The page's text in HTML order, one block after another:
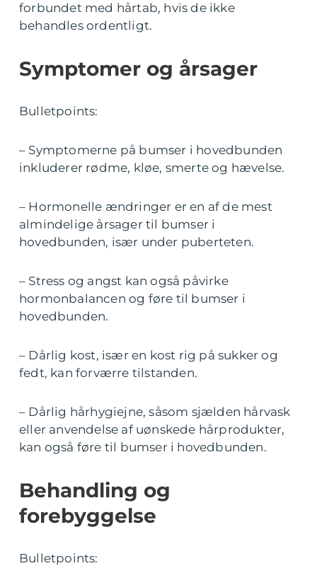
forbundet med hårtab, hvis de ikke
behandles ordentligt.
Symptomer og årsager
Bulletpoints:
– Symptomerne på bumser i hovedbunden
inkluderer rødme, kløe, smerte og hævelse.
– Hormonelle ændringer er en af de mest
almindelige årsager til bumser i
hovedbunden, især under puberteten.
– Stress og angst kan også påvirke
hormonbalancen og føre til bumser i
hovedbunden.
– Dårlig kost, især en kost rig på sukker og
fedt, kan forværre tilstanden.
– Dårlig hårhygiejne, såsom sjælden hårvask
eller anvendelse af uønskede hårprodukter,
kan også føre til bumser i hovedbunden.
Behandling og
forebyggelse
Bulletpoints: